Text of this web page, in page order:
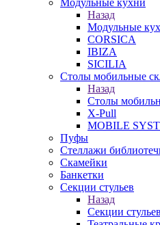
Модульные кухни
Назад
Модульные
CORSICA
IBIZA
SICILIA
Столы мобильные
Назад
Столы
X-Pull
MOBILE
Пуфы
Стеллажи
Скамейки
Банкетки
Секции стульев
Назад
Секции стульев